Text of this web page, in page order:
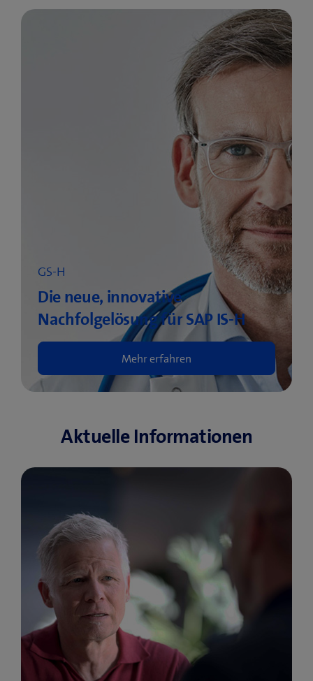
GS-H
Die neue, innovative
Nachfolgelösung für SAP IS-H
Mehr erfahren
Aktuelle Informationen